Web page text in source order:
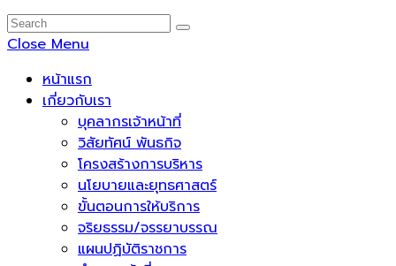
Close Menu
หน้าแรก
เกี่ยวกับเรา
บุคลากรเจ้าหน้าที่
วิสัยทัศน์ พันธกิจ
โครงสร้างการบริหาร
นโยบายและยุทธศาสตร์
ขั้นตอนการให้บริการ
จริยธรรม/จรรยาบรรณ
แผนปฏิบัติราชการ